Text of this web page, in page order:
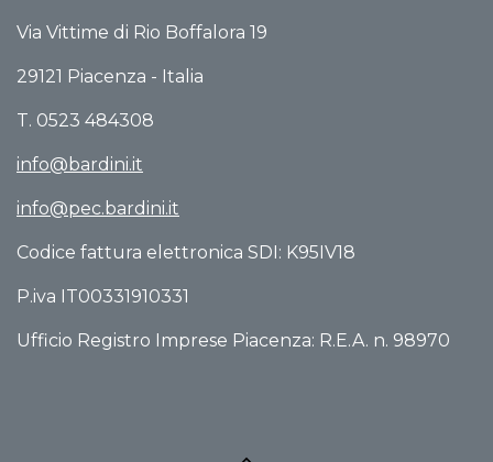
Via Vittime di Rio Boffalo​ra 19
29121 Piacenza - Italia
T. 0523 484308
info@bardini.it
info@pec.bardini.it​
Codice fattura elettronica SDI: K95IV18
P.iva IT00331910331
Ufficio Registro Imprese Piacenza: R.E.A. n. 98970